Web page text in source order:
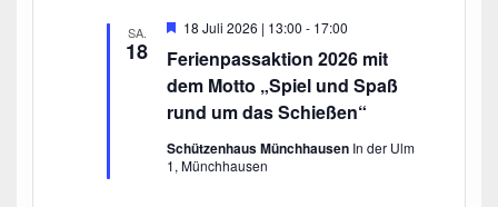
h
b
e
SA.
18
Ferienpassaktion 2026 mit
dem Motto „Spiel und Spaß
rund um das Schießen“
H
r
v
o
r
e
h
18 Juli 2026 | 13:00 - 17:00
Schützenhaus Münchhausen In der Ulm
1, Münchhausen